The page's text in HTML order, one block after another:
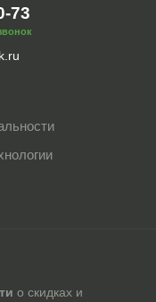
73
о скидках и